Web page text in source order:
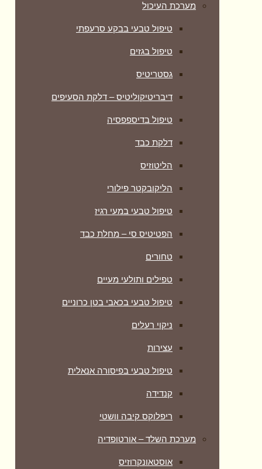
מערכת העיכול
טיפול טבעי בבקע סרעפתי
טיפול בגזים
גסטריטיס
דיבריטיקוליטיס – דלקת הסעיפים
טיפול בדיספפסיה
דלקת כבד
הליטוזיס
הליקובקטר פילורי
טיפול טבעי במעי רגיז
הפטיטיס סי – מחלת כבד
טחורים
טפילים ותולעי מעיים
טיפול טבעי בכאבי בטן כרוניים
ניקוי רעלים
עצירות
טיפול טבעי בפיסורה אנאלית
קנדידה
ריפלוקס קיבה וושטי
מערכת השלד – אורטופדיה
אוסטאונקרוזיס